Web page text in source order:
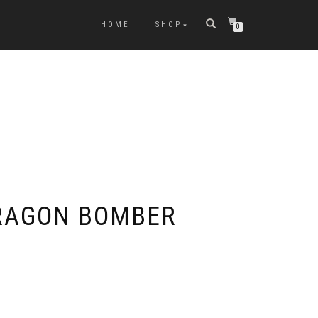
HOME SHOP 0
BOMBER